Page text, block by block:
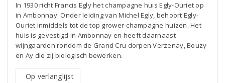
In 1930 richt Francis Egly het champagne huis Egly-Ouriet op
in Ambonnay. Onder leiding van Michel Egly, behoort Egly-
Ouriet inmiddels tot de top grower-champagne huizen. Het
huis is gevestigd in Ambonnay en heeft daarnaast
wijngaarden rondom de Grand Cru dorpen Verzenay, Bouzy
en Ay die zij biologisch bewerken.
Op verlanglijst